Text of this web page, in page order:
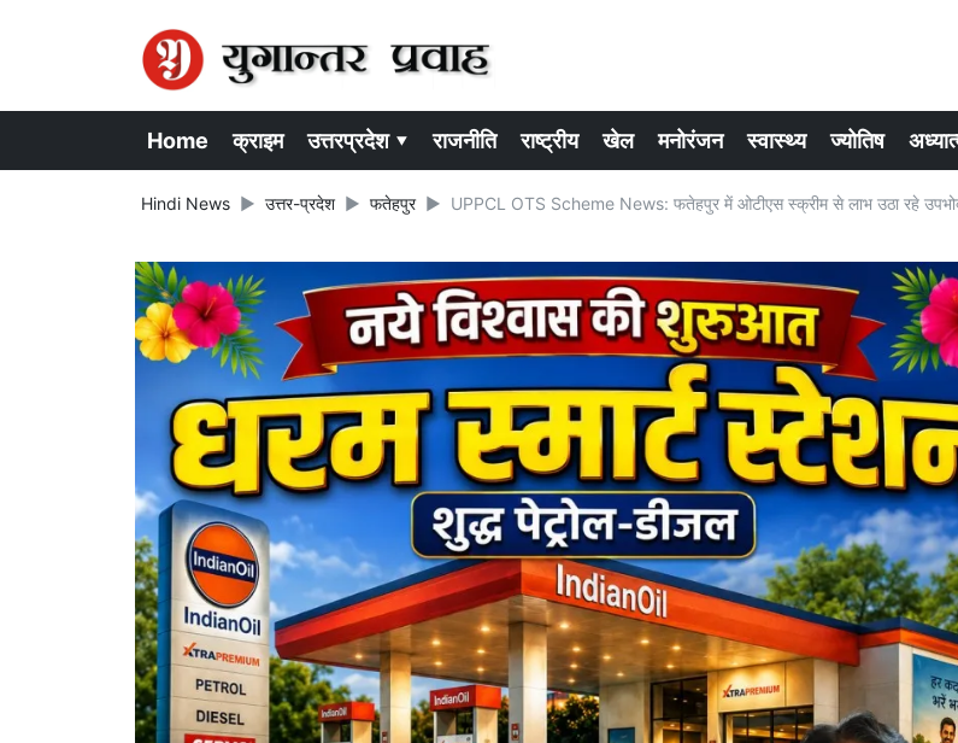
Home क्राइम उत्तरप्रदेश ▾ राजनीति राष्ट्रीय खेल मनोरंजन स्वास्थ्य ज्योतिष
Hindi News उत्तर-प्रदेश फतेहपुर UPPCL OTS Scheme News: फतेहपुर में ओटीएस स्क्रीम से लाभ उठा रहे